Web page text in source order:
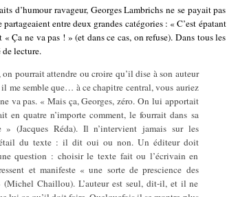
d’humour ravageur, Georges Lambrichs ne se payait pas
partageaient entre deux grandes catégories : « C’est épatant
Ça ne va pas ! » (et dans ce cas, on refuse). Dans tous les
lecture.
pourrait attendre ou croire qu’il dise à son auteur
me semble que… à ce chapitre central, vous auriez
va pas. « Mais ça, Georges, zéro. On lui apportait
en quatre n’importe comment, le fourrait dans sa
(Jacques Réda). Il n’intervient jamais sur les
du texte : il dit oui ou non. Un éditeur doit
question : choisir le texte fait ou l’écrivain en
et manifeste « une sorte de prescience des
(Michel Chaillou). L’auteur est seul, dit-il, et il ne